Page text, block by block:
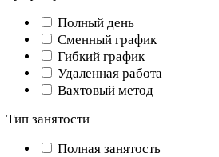
Полный день
Сменный график
Гибкий график
Удаленная работа
Вахтовый метод
Тип занятости
Полная занятость